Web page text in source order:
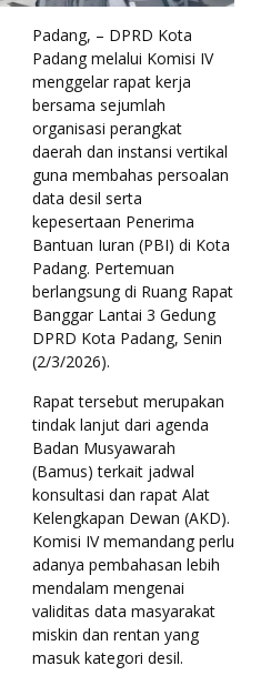
Padang, – DPRD Kota
Padang melalui Komisi IV
menggelar rapat kerja
bersama sejumlah
organisasi perangkat
daerah dan instansi vertikal
guna membahas persoalan
data desil serta
kepesertaan Penerima
Bantuan Iuran (PBI) di Kota
Padang. Pertemuan
berlangsung di Ruang Rapat
Banggar Lantai 3 Gedung
DPRD Kota Padang, Senin
(2/3/2026).
Rapat tersebut merupakan
tindak lanjut dari agenda
Badan Musyawarah
(Bamus) terkait jadwal
konsultasi dan rapat Alat
Kelengkapan Dewan (AKD).
Komisi IV memandang perlu
adanya pembahasan lebih
mendalam mengenai
validitas data masyarakat
miskin dan rentan yang
masuk kategori desil.